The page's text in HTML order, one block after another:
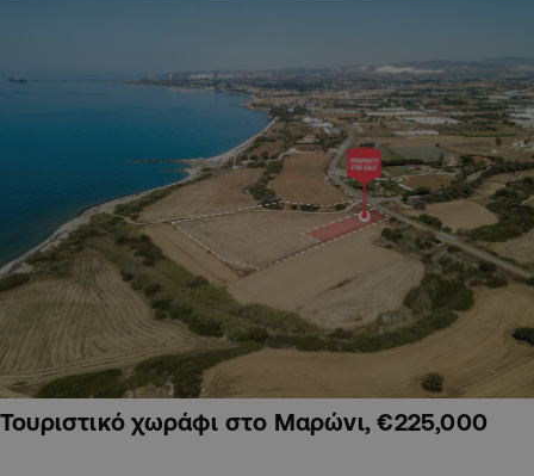
Τουριστικό χωράφι στο Μαρώνι, €225,000